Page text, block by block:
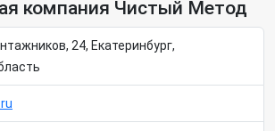
компания Чистый Метод
24, Екатеринбург,